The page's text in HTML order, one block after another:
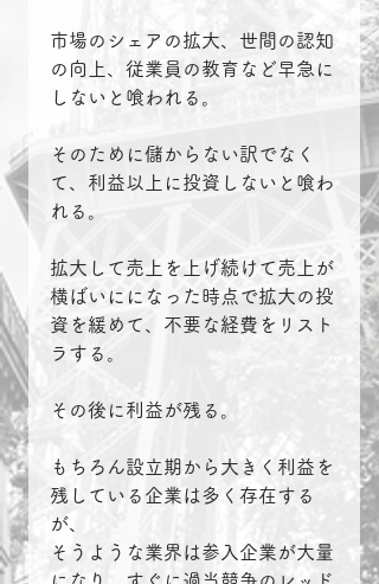
市場のシェアの拡大、世間の認知
の向上、従業員の教育など早急に
しないと喰われる。
そのために儲からない訳でなく
て、利益以上に投資しないと喰わ
れる。
拡大して売上を上げ続けて売上が
横ばいにになった時点で拡大の投
資を緩めて、不要な経費をリスト
ラする。
その後に利益が残る。
もちろん設立期から大きく利益を
残している企業は多く存在する
が、
そうような業界は参入企業が大量